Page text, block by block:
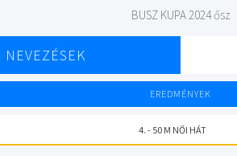
BUSZ KUPA 2024 ősz
NEVEZÉSEK
EREDMÉNYEK
4. - 50 M NŐI HÁT